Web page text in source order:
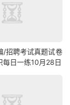
/招聘考试真题试卷
每日一练10月28日